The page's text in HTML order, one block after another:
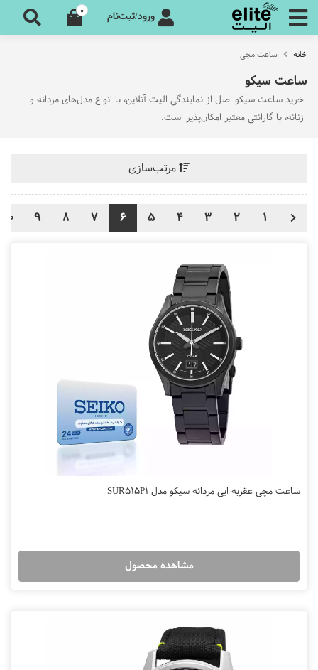
ورود/ثبت‌نام 0
خانه ساعت مچی
ساعت سیکو
خرید ساعت سیکو اصل از نمایندگی الیت آنلاین، با انواع مدل‌های مردانه و
زنانه، با گارانتی معتبر امکان‌پذیر است.
مرتب‌سازی
1
2
3
4
5
6
7
8
9
10
ساعت مچی عقربه ایی مردانه سیکو مدل SUR515P1
مشاهده محصول